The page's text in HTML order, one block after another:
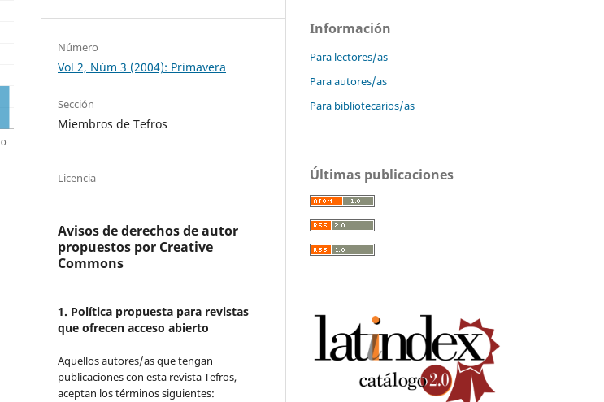
Número
Vol 2, Núm 3 (2004): Primavera
Sección
Miembros de Tefros
Licencia
Avisos de derechos de autor
propuestos por Creative
Commons
1. Política propuesta para revistas
que ofrecen acceso abierto
Aquellos autores/as que tengan
publicaciones con esta revista Tefros,
aceptan los términos siguientes:
Información
Para lectores/as
Para autores/as
Para bibliotecarios/as
Últimas publicaciones